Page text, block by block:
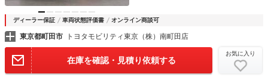
ディーラー保証 車両状態評価書 オンライン商談可
東京都町田市 トヨタモビリティ東京（株）南町田店
在庫を確認・見積り依頼する
お気に入り